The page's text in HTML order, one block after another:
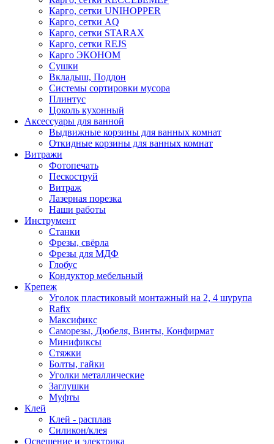
Карго, сетки UNIHOPPER
Карго, сетки AQ
Карго, сетки STARAX
Карго, сетки REJS
Карго ЭКОНОМ
Сушки
Вкладыш, Поддон
Системы сортировки мусора
Плинтус
Цоколь кухонный
Аксессуары для ванной
Выдвижные корзины для ванных комнат
Откидные корзины для ванных комнат
Витражи
Фотопечать
Пескоструй
Витраж
Лазерная порезка
Наши работы
Инструмент
Станки
Фрезы, свёрла
Фрезы для МДФ
Глобус
Кондуктор мебельный
Крепеж
Уголок пластиковый монтажный на 2, 4 шурупа
Rafix
Максификс
Саморезы, Дюбеля, Винты, Конфирмат
Минификсы
Стяжки
Болты, гайки
Уголки металлические
Заглушки
Муфты
Клей
Клей - расплав
Силикон/клея
Освещение и электрика